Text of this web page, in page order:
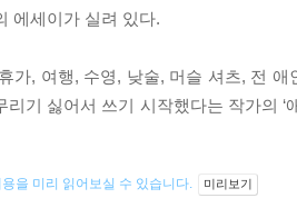
에세이가 실려 있다.
가, 여행, 수영, 낮술, 머슬 셔츠, 전
리기 싫어서 쓰기 시작했다는 작가의
을 미리 읽어보실 수 있습니다. 미리보기